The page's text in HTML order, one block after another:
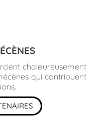
chaleureusement
qui contribuent